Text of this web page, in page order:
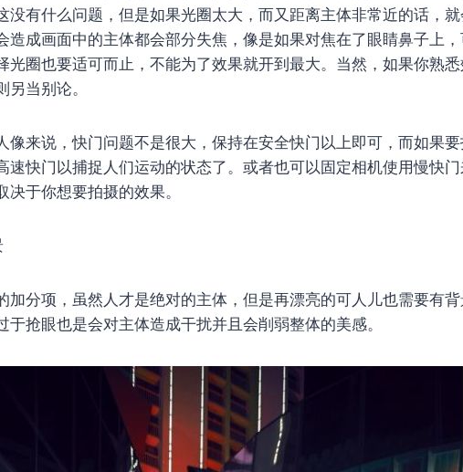
没有什么问题，但是如果光圈太大，而又距离主体非常近的话，
造成画面中的主体都会部分失焦，像是如果对焦在了眼睛鼻子上
光圈也要适可而止，不能为了效果就开到最大。当然，如果你熟
当别论。
像来说，快门问题不是很大，保持在安全快门以上即可，而如果
速快门以捕捉人们运动的状态了。或者也可以固定相机使用慢快
决于你想要拍摄的效果。
加分项，虽然人才是绝对的主体，但是再漂亮的可人儿也需要有背
于抢眼也是会对主体造成干扰并且会削弱整体的美感。